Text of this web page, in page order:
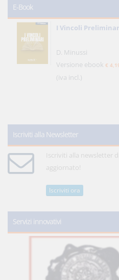
E-Book
I Vincoli
D. Minussi
Versione ebook €
(iva incl.)
Iscriviti alla Newsletter
Iscriviti alla newsletter
aggiornato!
Iscriviti ora
Servizi innovativi